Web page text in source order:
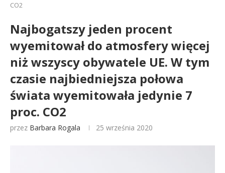
CO2
Najbogatszy jeden procent
wyemitował do atmosfery więcej
niż wszyscy obywatele UE. W tym
czasie najbiedniejsza połowa
świata wyemitowała jedynie 7
proc. CO2
przez Barbara Rogala 25 września 2020